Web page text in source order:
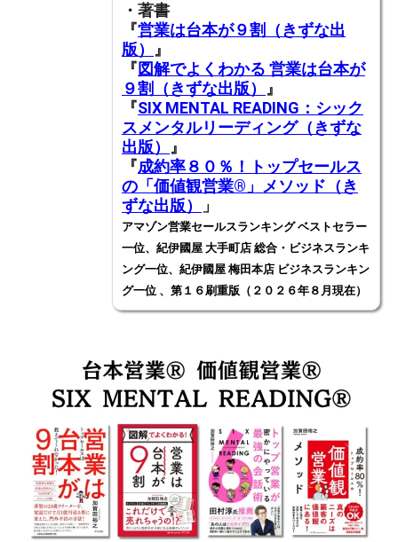
・著書
『営業は台本が９割（きずな出
版）
』
『図解でよくわかる 営業は台本が
９割（きずな出版）
』
『SIX MENTAL READING：シック
スメンタルリーディング（きずな
出版）
』
『成約率８０％！トップセールス
の「価値観営業®️」メソッド（き
ずな出版）
」
アマゾン営業セールスランキング ベストセラー
一位、紀伊國屋 大手町店 総合・ビジネスランキ
ング一位、紀伊國屋 梅田本店 ビジネスランキン
グ一位 、第１６刷重版（２０２６年８月現在）